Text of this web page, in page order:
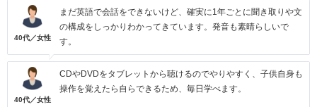
40代／女性
まだ英語で会話をできないけど、確実に1年ごとに聞き取りや文
の構成をしっかりわかってきています。発音も素晴らしいで
す。
40代／女性
CDやDVDをタブレットから聴けるのでやりやすく、子供自身も
操作を覚えたら自らできるため、毎日学べます。